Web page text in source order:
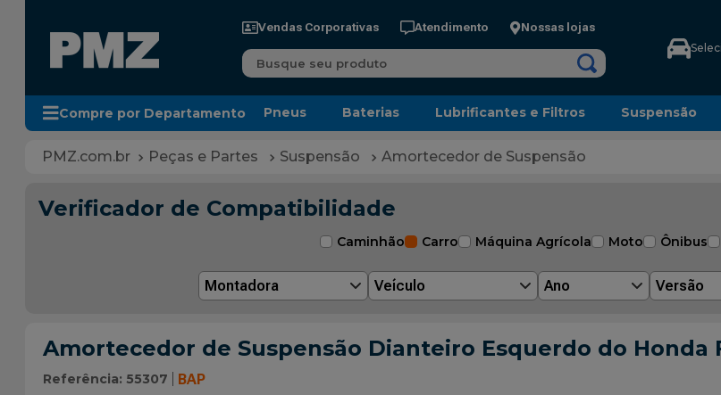
Vendas Corporativas Atendimento Nossas lojas
Busque seu produto
Compre por Departamento Pneus Baterias Lubrificantes e Filtros Suspensão
Peças e Partes Suspensão Amortecedor de Suspensão
Verificador de Compatibilidade
Caminhão Carro Máquina Agrícola Moto Ônibus
Montadora Veículo Ano Versão
Amortecedor de Suspensão Dianteiro Esquerdo do Honda
Referência: 55307 BAP